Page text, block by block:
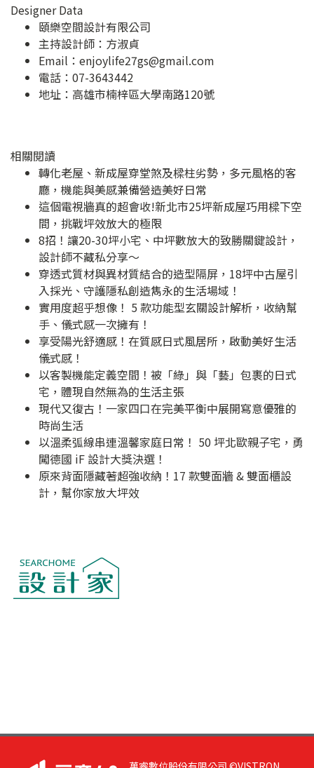
Designer Data
頤樂空間設計有限公司
主持設計師：方淑貞
Email： enjoylife27gs@gmail.com
電話：07-3643442
地址： 高雄市楠梓區大學南路120號
相關閱讀
轉化老屋、新成屋穿堂煞及樑柱劣勢，多元風格的客
廳，機能與美感兼備營造美好日常
這個電視牆真的超會收!新北市25坪新成屋巧用樑下空
間，挑戰坪效放大的極限
8招！讓20-30坪小宅、中坪數放大的致勝關鍵設計，
設計師不藏私分享～
穿透式質材與異材質結合的造型隔屏，18坪中古屋引
入採光、守護隱私創造雋永的生活場域！
實用度超乎想像！ 5 款功能型玄關設計解析，收納幫
手、儀式感一次擁有！
享受陽光舒適感！在質感日式風居所，啟動美好生活
儀式感！
以客製機能定義空間！被「綠」與「藝」包裹的日式
宅，體現自然無為的生活主張
現代又復古！一家四口在完美平衡中展開寫意優雅的
時尚生活
以溫柔弧線串連溫馨家庭日常！ 50 坪北歐親子宅，勇
闖德國 iF 設計大獎決選！
原來背面隱藏著超強收納！17 款雙面牆 & 雙面櫃設
計，幫你家放大坪效